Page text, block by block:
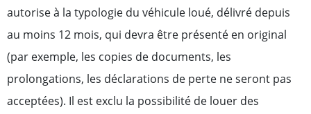
autorise à la typologie du véhicule loué, délivré depuis
au moins 12 mois, qui devra être présenté en original
(par exemple, les copies de documents, les
prolongations, les déclarations de perte ne seront pas
acceptées). Il est exclu la possibilité de louer des